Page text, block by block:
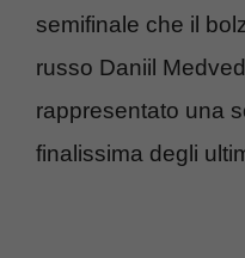
semifinale che il
russo Daniil
rappresentato una
finalissima degli